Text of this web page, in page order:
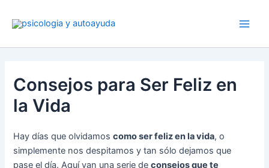
Consejos para Ser Feliz en
la Vida
Hay días que olvidamoscomo ser feliz en la vida, o
simplemente nos despitamos y tan sólo dejamos que
pase el día. Aquí van una serie deconsejos que te